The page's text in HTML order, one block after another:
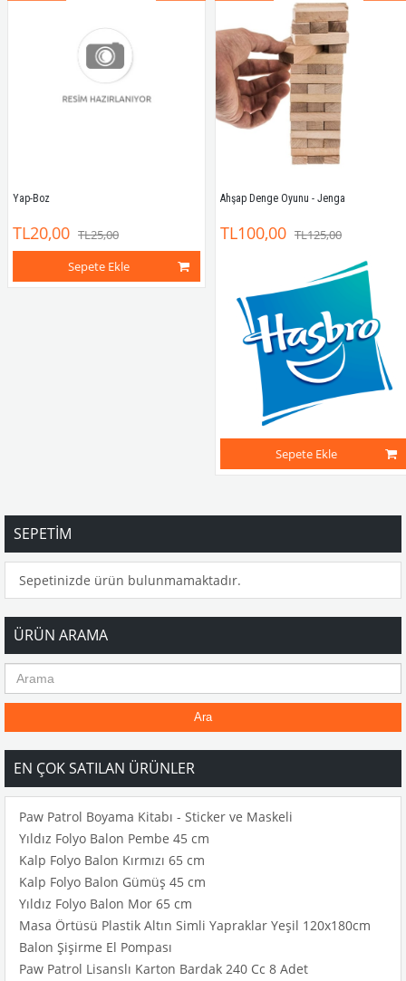
Yap-Boz
TL20,00
TL25,00
Sepete Ekle
Ahşap Denge Oyunu - Jenga
TL100,00 TL125,00
Sepete Ekle
SEPETIM
Sepetinizde ürün bulunmamaktadır.
ÜRÜN ARAMA
Ara
EN ÇOK SATILAN ÜRÜNLER
Paw Patrol Boyama Kitabı - Sticker ve Maskeli
Yıldız Folyo Balon Pembe 45 cm
Kalp Folyo Balon Kırmızı 65 cm
Kalp Folyo Balon Gümüş 45 cm
Yıldız Folyo Balon Mor 65 cm
Masa Örtüsü Plastik Altın Simli Yapraklar Yeşil 120x180cm
Balon Şişirme El Pompası
Paw Patrol Lisanslı Karton Bardak 240 Cc 8 Adet